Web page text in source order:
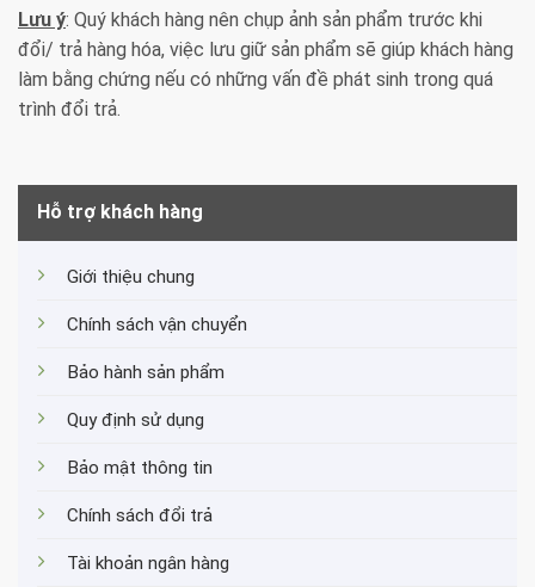
Hỗ trợ khách hàng
Giới thiệu chung
Chính sách vận chuyển
Bảo hành sản phẩm
Quy định sử dụng
Bảo mật thông tin
Chính sách đổi trả
Tài khoản ngân hàng
Lưu ý: Quý khách hàng nên chụp ảnh sản phẩm trước khi
đổi/ trả hàng hóa, việc lưu giữ sản phẩm sẽ giúp khách hàng
làm bằng chứng nếu có những vấn đề phát sinh trong quá
trình đổi trả.